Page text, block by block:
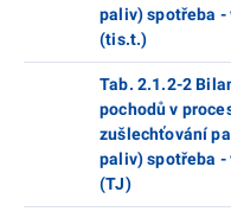
paliv) spotřeba -
(tis.t.)
Tab. 2.1.2-2
pochodů v
zušlechťování
paliv) spotřeba -
(TJ)